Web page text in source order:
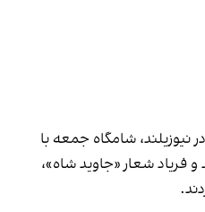
نیوزیلند، شامگاه جمعه با
فریاد شعار «جاوید شاه»،